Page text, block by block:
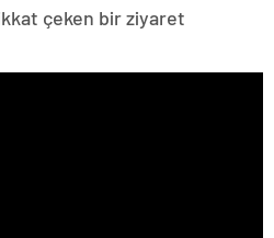
çeken bir ziyaret